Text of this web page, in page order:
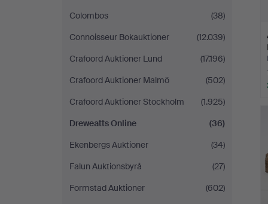
Colombos
(38)
Connoisseur Bokauktioner
(12.039)
Crafoord Auktioner Lund
(17.196)
Crafoord Auktioner Malmö
(502)
Crafoord Auktioner Stockholm
(1.925)
Dreweatts Online
(36)
Ekenbergs Auktioner
(34)
Falun Auktionsbyrå
(27)
Formstad Auktioner
(602)